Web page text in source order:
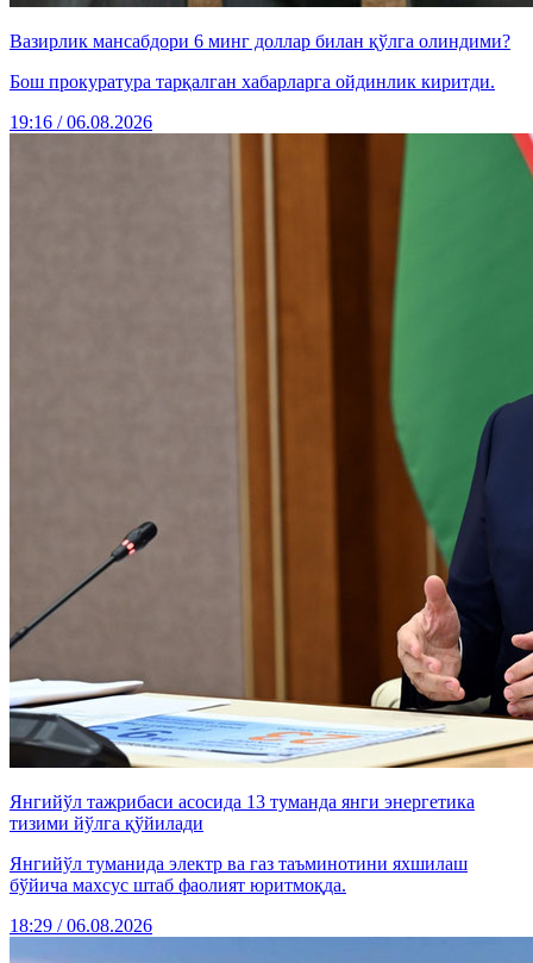
Вазирлик мансабдори 6 минг доллар билан қўлга олиндими?
Бош прокуратура тарқалган хабарларга ойдинлик киритди.
19:16 / 06.08.2026
Янгийўл тажрибаси асосида 13 туманда янги энергетика
тизими йўлга қўйилади
Янгийўл туманида электр ва газ таъминотини яхшилаш
бўйича махсус штаб фаолият юритмоқда.
18:29 / 06.08.2026